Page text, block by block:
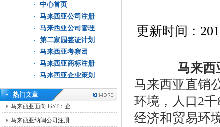
中心首页
马来西亚公司注册
马来西亚公司管理
第二家园签证计划
马来西亚考察团
马来西亚商标注册
马来西亚企业策划
热门文章
马来西亚面向 GST：企…
马来西亚纳闽公司注册
更新时间：
马来西
马来西亚直销
环境，人口2
经济和贸易环